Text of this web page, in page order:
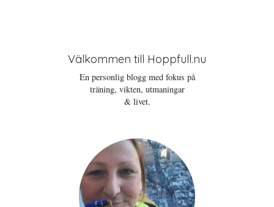
Välkommen till Hoppfull.nu
En personlig blogg med fokus på
träning, vikten, utmaningar
& livet.